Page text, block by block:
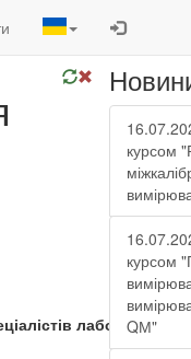
курсом
курсом
QМ"